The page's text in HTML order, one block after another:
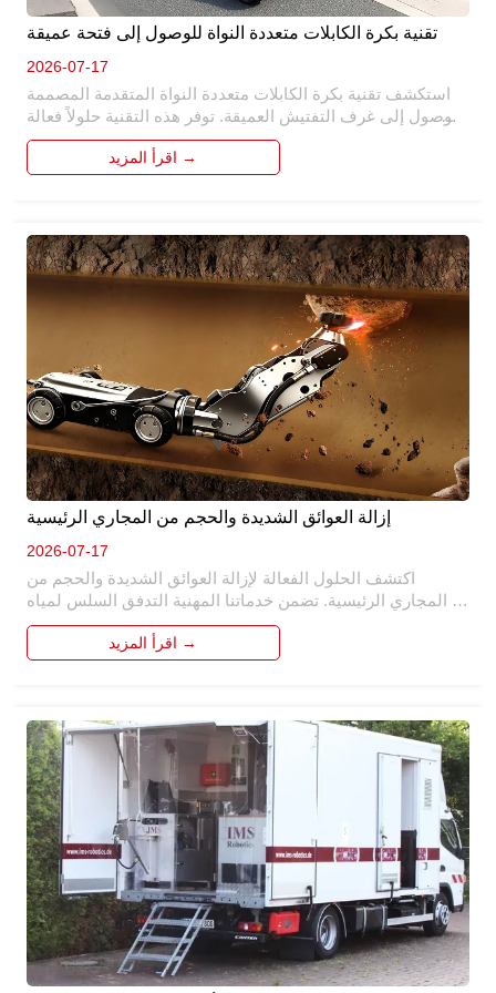
تقنية بكرة الكابلات متعددة النواة للوصول إلى فتحة عميقة
2026-07-17
استكشف تقنية بكرة الكابلات متعددة النواة المتقدمة المصممة
للوصول إلى غرف التفتيش العميقة. توفر هذه التقنية حلولاً فعالة
للوصول إلى غرف التفتيش العميقة ، مما يضمن إدارة كابل
موثوقة. بفضل تصميمه متعدد النواة ، فإنه يعزز الأداء والمتانة.
اقرأ المزيد →
إزالة العوائق الشديدة والحجم من المجاري الرئيسية
2026-07-17
اكتشف الحلول الفعالة لإزالة العوائق الشديدة والحجم من
المجاري الرئيسية. تضمن خدماتنا المهنية التدفق السلس لمياه
الصرف الصحي ، ومنع النسخ الاحتياطية والأضرار المكلفة. من
خلال التقنيات والأدوات المتقدمة ، نتعامل مع العوائق الصعبة
وتراكم المقاييس ، واستعادة وظائف الصرف الصحي. ثق بنا
اقرأ المزيد →